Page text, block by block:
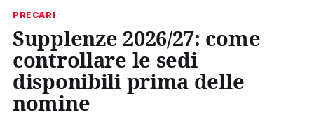
PRECARI
Supplenze 2026/27: come
controllare le sedi
disponibili prima delle
nomine